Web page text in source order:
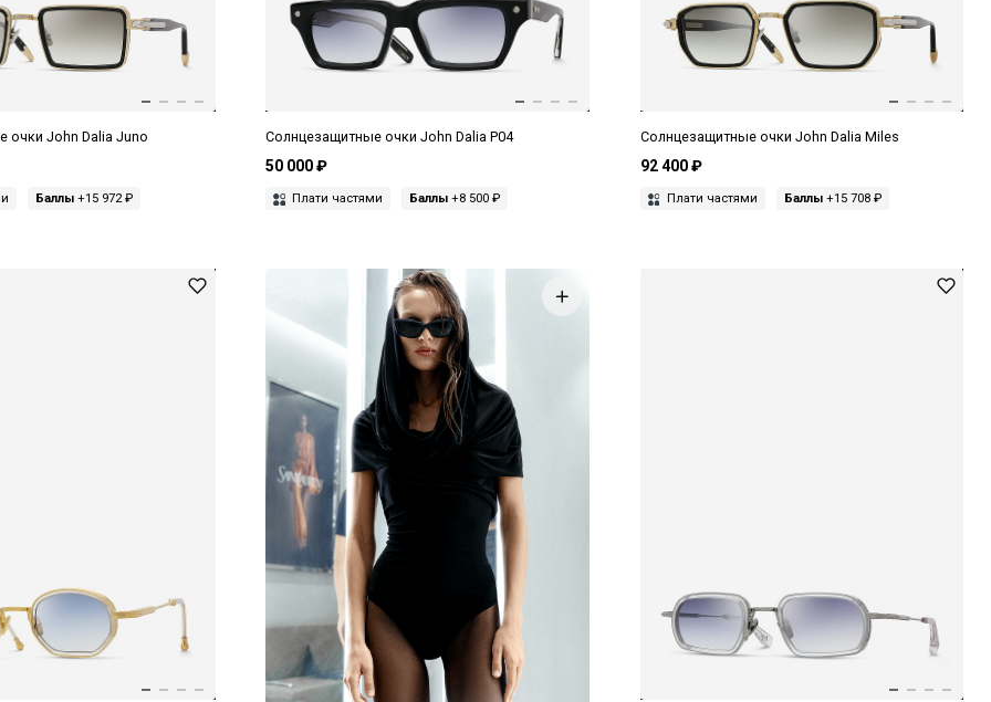
очки John Dalia Juno
Баллы +15 972 ₽
Солнцезащитные очки John Dalia P04
50 000 ₽
Плати частями Баллы +8 500 ₽
Солнцезащитные очки John Dalia Miles
92 400 ₽
Плати частями Баллы+15 708 ₽